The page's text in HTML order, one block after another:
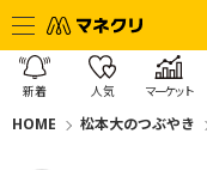
新着 人気 マーケット
HOME 松本大のつぶやき